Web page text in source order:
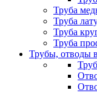
Труба
Труба
Труба
Труба
Трубы,